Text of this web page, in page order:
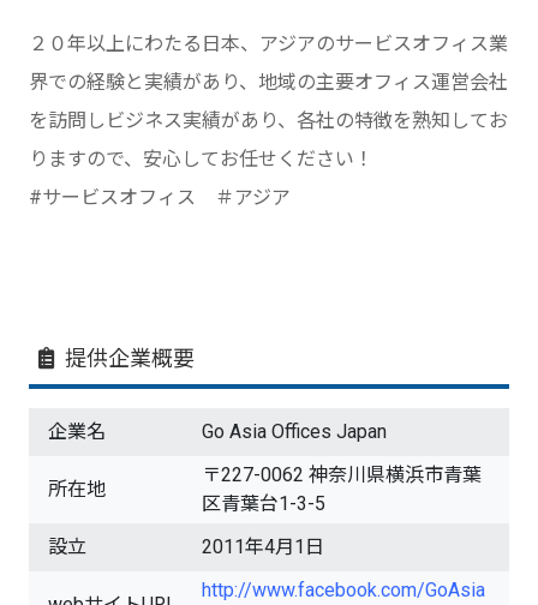
２０年以上にわたる日本、アジアのサービスオフィス業
界での経験と実績があり、地域の主要オフィス運営会社
を訪問しビジネス実績があり、各社の特徴を熟知してお
りますので、安心してお任せください！
#サービスオフィス ＃アジア
提供企業概要
企業名 Go Asia Offices Japan
所在地
〒227-0062 神奈川県横浜市青葉
区青葉台1-3-5
設立
2011年4月1日
http://www.facebook.com/GoAsia